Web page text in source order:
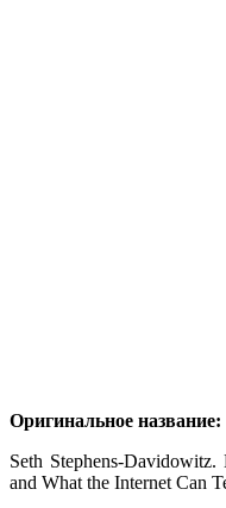
Оригинальное название:
Seth Stephens-
and What the Internet Can